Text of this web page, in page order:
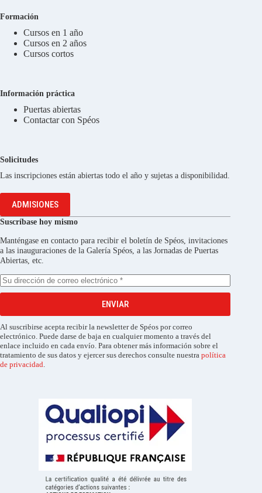
Formación
Cursos en 1 año
Cursos en 2 años
Cursos cortos
Información práctica
Puertas abiertas
Contactar con Spéos
Solicitudes
Las inscripciones están abiertas todo el año y sujetas a disponibilidad.
ADMISIONES
Suscríbase hoy mismo
Manténgase en contacto para recibir el boletín de Spéos, invitaciones
a las inauguraciones de la Galería Spéos, a las Jornadas de Puertas
Abiertas, etc.
ENVIAR
Al suscribirse acepta recibir la newsletter de Spéos por correo
electrónico. Puede darse de baja en cualquier momento a través del
enlace incluido en cada envío. Para obtener más información sobre el
tratamiento de sus datos y ejercer sus derechos consulte nuestra política
de privacidad.